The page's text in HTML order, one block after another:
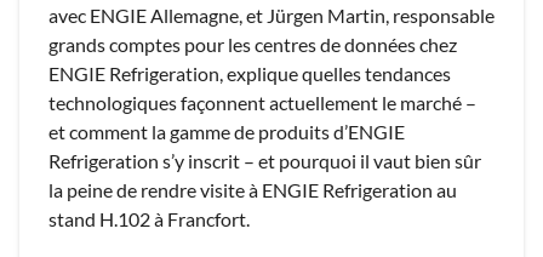
avec ENGIE Allemagne, et Jürgen Martin, responsable
grands comptes pour les centres de données chez
ENGIE Refrigeration, explique quelles tendances
technologiques façonnent actuellement le marché –
et comment la gamme de produits d’ENGIE
Refrigeration s’y inscrit – et pourquoi il vaut bien sûr
la peine de rendre visite à ENGIE Refrigeration au
stand H.102 à Francfort.